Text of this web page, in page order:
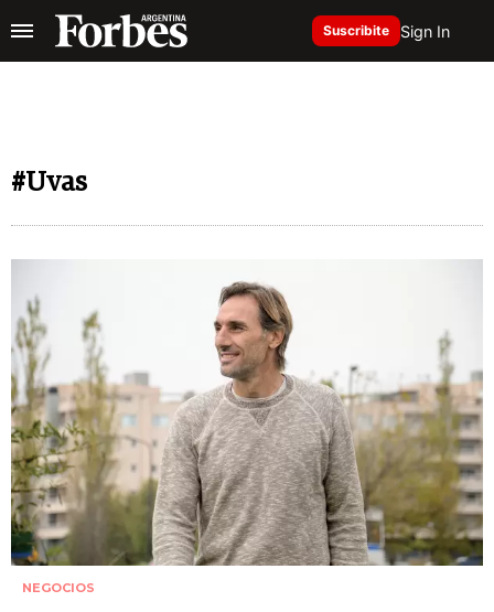
Suscribite Sign In
#Uvas
NEGOCIOS